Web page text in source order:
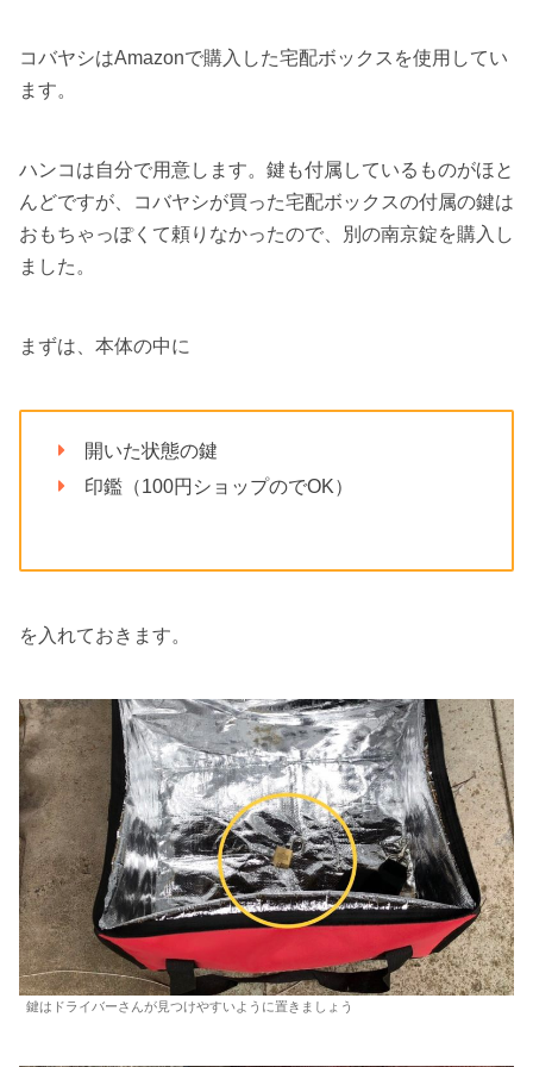
コバヤシはAmazonで購入した宅配ボックスを使用してい
ます。
ハンコは自分で用意します。鍵も付属しているものがほと
んどですが、コバヤシが買った宅配ボックスの付属の鍵は
おもちゃっぽくて頼りなかったので、別の南京錠を購入し
ました。
まずは、本体の中に
開いた状態の鍵
印鑑（100円ショップのでOK）
を入れておきます。
鍵はドライバーさんが見つけやすいように置きましょう